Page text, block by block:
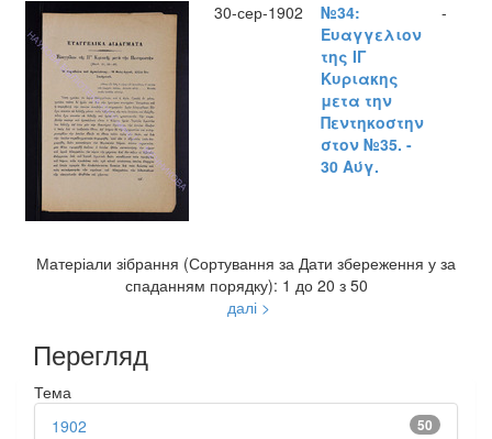
30-сер-1902
№34:
Ευαγγελιον
της ΙΓ
Κυριακης
μετα την
Πεντηκοστην
στον №35. -
30 Αύγ.
-
Матеріали зібрання (Сортування за Дати збереження у за
спаданням порядку): 1 до 20 з 50
далі >
Перегляд
Тема
50
1902